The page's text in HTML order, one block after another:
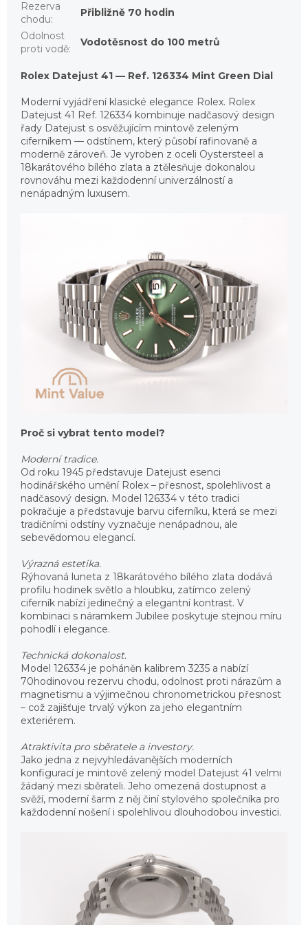
Rezerva
chodu:
Přibližně 70 hodin
Odolnost
proti vodě:
Vodotěsnost do 100 metrů
Rolex Datejust 41 — Ref. 126334 Mint Green Dial
Moderní vyjádření klasické elegance Rolex. Rolex
Datejust 41 Ref. 126334 kombinuje nadčasový design
řady Datejust s osvěžujícím mintově zeleným
ciferníkem — odstínem, který působí rafinovaně a
moderně zároveň. Je vyroben z oceli Oystersteel a
18karátového bílého zlata a ztělesňuje dokonalou
rovnováhu mezi každodenní univerzálností a
nenápadným luxusem.
Proč si vybrat tento model?
Moderní tradice.
Od roku 1945 představuje Datejust esenci
hodinářského umění Rolex – přesnost, spolehlivost a
nadčasový design. Model 126334 v této tradici
pokračuje a představuje barvu ciferníku, která se mezi
tradičními odstíny vyznačuje nenápadnou, ale
sebevědomou elegancí.
Výrazná estetika.
Rýhovaná luneta z 18karátového bílého zlata dodává
profilu hodinek světlo a hloubku, zatímco zelený
ciferník nabízí jedinečný a elegantní kontrast. V
kombinaci s náramkem Jubilee poskytuje stejnou míru
pohodlí i elegance.
Technická dokonalost.
Model 126334 je poháněn kalibrem 3235 a nabízí
70hodinovou rezervu chodu, odolnost proti nárazům a
magnetismu a výjimečnou chronometrickou přesnost
– což zajišťuje trvalý výkon za jeho elegantním
exteriérem.
Atraktivita pro sběratele a investory.
Jako jedna z nejvyhledávanějších moderních
konfigurací je mintově zelený model Datejust 41 velmi
žádaný mezi sběrateli. Jeho omezená dostupnost a
svěží, moderní šarm z něj činí stylového společníka pro
každodenní nošení i spolehlivou dlouhodobou investici.